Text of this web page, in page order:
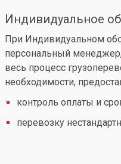
Индивидуальное
При Индивидуальном
персональный
весь процесс
необходимости,
контроль оплаты и
перевозку